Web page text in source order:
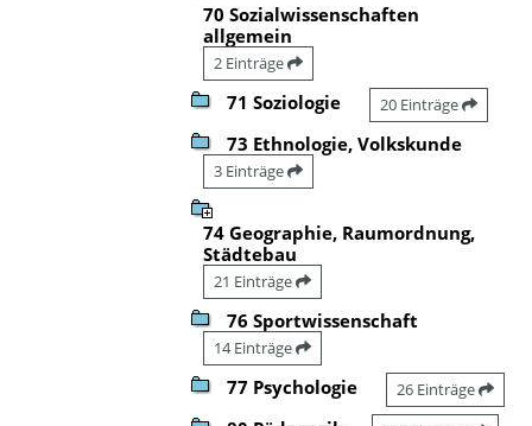
70 Sozialwissenschaften
allgemein
2 Einträge
71 Soziologie 20 Einträge
73 Ethnologie, Volkskunde
3 Einträge
74 Geographie, Raumordnung,
Städtebau
21 Einträge
76 Sportwissenschaft
14 Einträge
77 Psychologie 26 Einträge